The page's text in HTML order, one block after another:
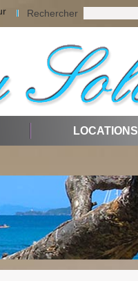
Rechercher
LOCATIONS